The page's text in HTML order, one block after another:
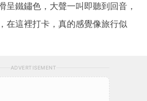
呈鐵鏽色，大聲一叫即聽到回音，
在這裡打卡，真的感覺像旅行似
ADVERTISEMENT